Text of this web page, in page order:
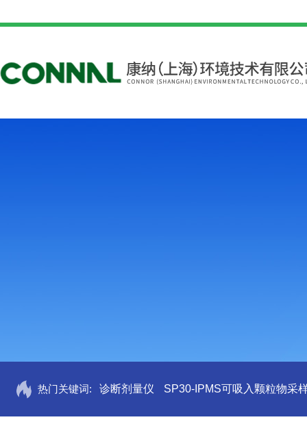
热门关键词: 诊断剂量仪 SP30-IPMS可吸入颗粒物采